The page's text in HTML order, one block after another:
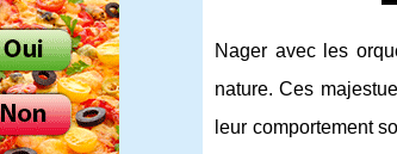
Nager avec les
nature. Ces
leur comportement